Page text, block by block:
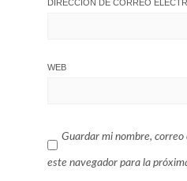
DIRECCIÓN DE CORREO
WEB
Guardar mi nombre,
este navegador para la